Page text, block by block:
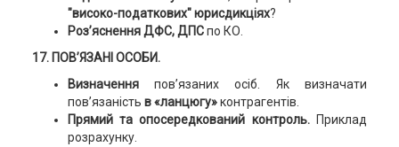
"високо-податкових" юрисдикціях?
Роз’яснення ДФС, ДПСпо КО.
17. ПОВ’ЯЗАНІ ОСОБИ.
Визначенняпов’язаних осіб. Як визначати
пов’язаність в «ланцюгу»контрагентів.
Прямий та опосередкований контроль. Приклад
розрахунку.